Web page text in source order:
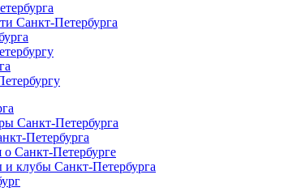
Санкт-Петербурга
Санкт-Петербурга
Петербурга
Санкт-Петербурге
и клубы Санкт-Петербурга